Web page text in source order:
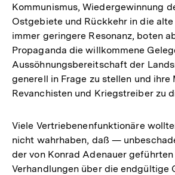
Kommunismus, Wiedergewinnung
Ostgebiete und Rückkehr in die
immer geringere Resonanz, boten
Propaganda die willkommene
Aussöhnungsbereitschaft der
generell in Frage zu stellen und
Revanchisten und Kriegstreiber zu
Viele Vertriebenenfunktionäre
nicht wahrhaben, daß —
der von Konrad Adenauer
Verhandlungen über die endgültige